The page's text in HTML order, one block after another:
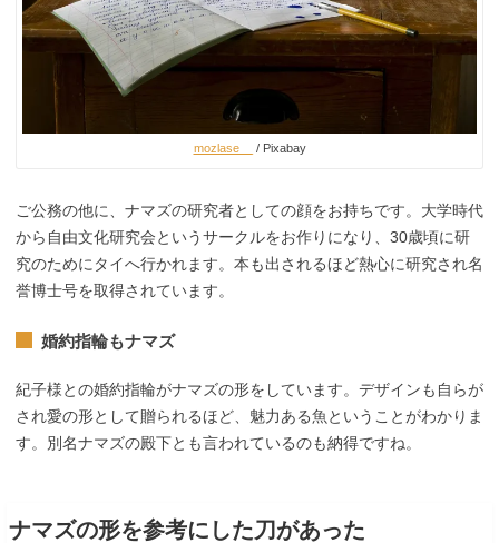
mozlase__ / Pixabay
ご公務の他に、ナマズの研究者としての顔をお持ちです。大学時代
から自由文化研究会というサークルをお作りになり、30歳頃に研
究のためにタイへ行かれます。本も出されるほど熱心に研究され名
誉博士号を取得されています。
婚約指輪もナマズ
紀子様との婚約指輪がナマズの形をしています。デザインも自らが
され愛の形として贈られるほど、魅力ある魚ということがわかりま
す。別名ナマズの殿下とも言われているのも納得ですね。
ナマズの形を参考にした刀があった